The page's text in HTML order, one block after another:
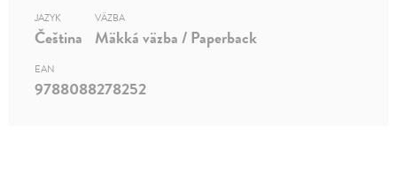
JAZYK
Čeština
VÄZBA
Mäkká väzba / Paperback
EAN
9788088278252